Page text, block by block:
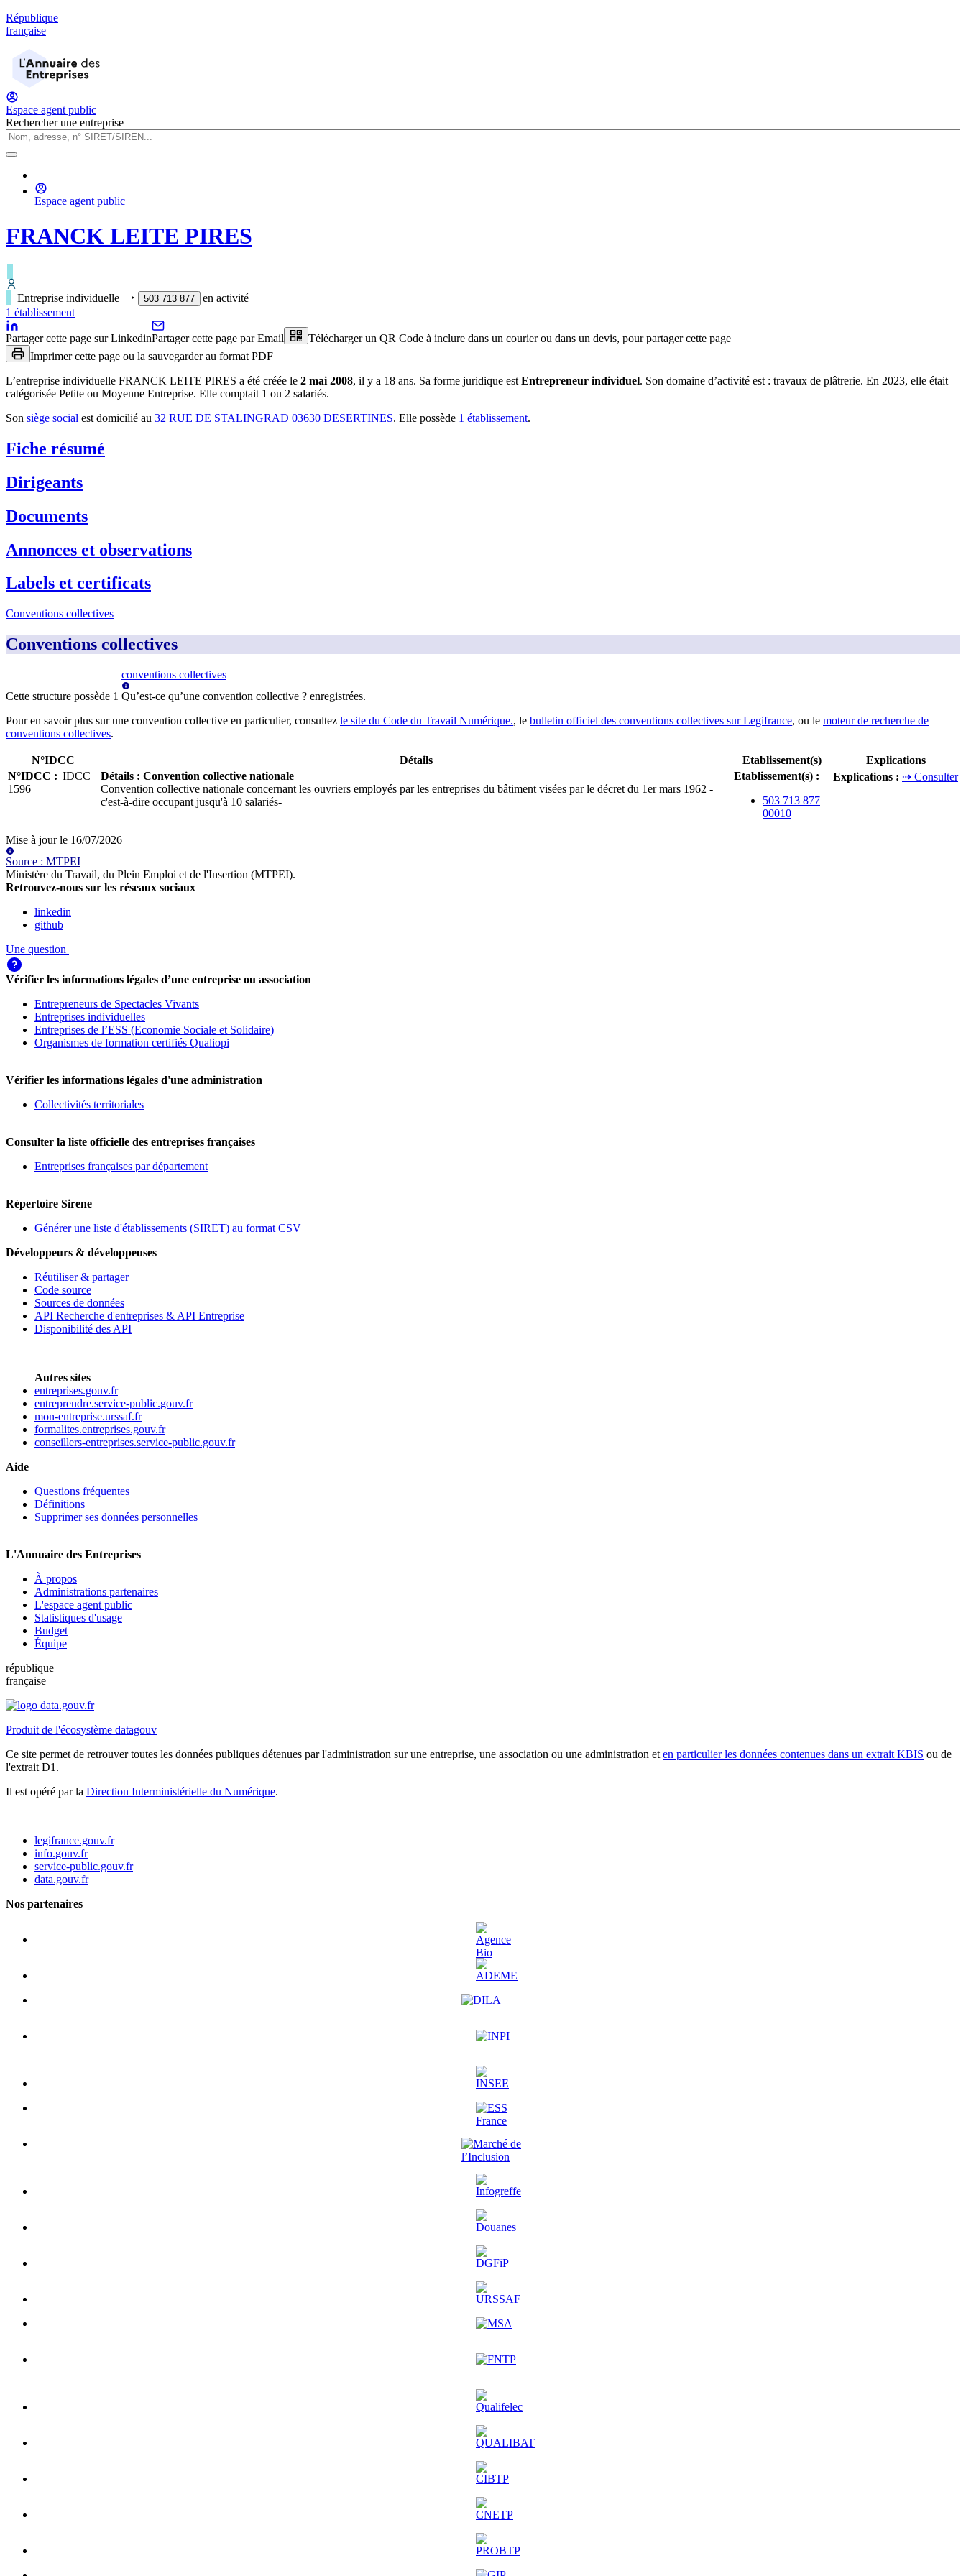
République
française
Espace agent public
Rechercher une entreprise
Espace agent public
FRANCK LEITE PIRES
Entreprise individuelle ‣ 503 713 877
en activité
1 établissement
Partager cette page sur LinkedinPartager cette page par Email
Télécharger un QR Code à inclure dans un courier ou dans un devis, pour partager cette page
Imprimer cette page ou la sauvegarder au format PDF
L’entreprise individuelle FRANCK LEITE PIRES a été créée le 2 mai 2008, il y a 18 ans. Sa forme juridique est Entrepreneur individuel. Son domaine d’activité est : travaux de plâtrerie. En 2023, elle était
catégorisée Petite ou Moyenne Entreprise. Elle comptait 1 ou 2 salariés.
Son siège social est domicilié au 32 RUE DE STALINGRAD 03630 DESERTINES. Elle possède 1 établissement.
Fiche résumé
Dirigeants
Documents
Annonces et observations
Labels et certificats
Conventions collectives
Conventions collectives
Cette structure possède 1
conventions collectives
Qu’est-ce qu’une convention collective ? enregistrées.
Pour en savoir plus sur une convention collective en particulier, consultez le site du Code du Travail Numérique., le bulletin officiel des conventions collectives sur Legifrance, ou le moteur de recherche de
conventions collectives.
N°IDCC Détails Etablissement(s)
Explications
N°IDCC : IDCC
1596
Détails : Convention collective nationale
Convention collective nationale concernant les ouvriers employés par les entreprises du bâtiment visées par le décret du 1er mars 1962 -
c'est-à-dire occupant jusqu'à 10 salariés-
Etablissement(s) :
503 713 877
00010
Explications : ⇢ Consulter
Mise à jour le 16/07/2026
Source : MTPEI
Ministère du Travail, du Plein Emploi et de l'Insertion (MTPEI).
Retrouvez-nous sur les réseaux sociaux
linkedin
github
Une question
Vérifier les informations légales d’une entreprise ou association
Entrepreneurs de Spectacles Vivants
Entreprises individuelles
Entreprises de l’ESS (Economie Sociale et Solidaire)
Organismes de formation certifiés Qualiopi
Vérifier les informations légales d'une administration
Collectivités territoriales
Consulter la liste officielle des entreprises françaises
Entreprises françaises par département
Répertoire Sirene
Générer une liste d'établissements (SIRET) au format CSV
Développeurs & développeuses
Réutiliser & partager
Code source
Sources de données
API Recherche d'entreprises & API Entreprise
Disponibilité des API
Autres sites
entreprises.gouv.fr
entreprendre.service-public.gouv.fr
mon-entreprise.urssaf.fr
formalites.entreprises.gouv.fr
conseillers-entreprises.service-public.gouv.fr
Aide
Questions fréquentes
Définitions
Supprimer ses données personnelles
L'Annuaire des Entreprises
À propos
Administrations partenaires
L'espace agent public
Statistiques d'usage
Budget
Équipe
république
française
Produit de l'écosystème datagouv
Ce site permet de retrouver toutes les données publiques détenues par l'administration sur une entreprise, une association ou une administration et en particulier les données contenues dans un extrait KBIS ou de
l'extrait D1.
Il est opéré par la Direction Interministérielle du Numérique.
legifrance.gouv.fr
info.gouv.fr
service-public.gouv.fr
data.gouv.fr
Nos partenaires